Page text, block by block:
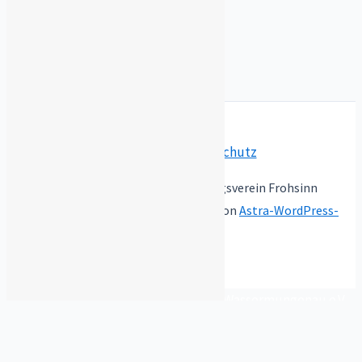
Datenschutz
Copyright © 2026 Männergesangsverein Frohsinn
Wassermungenau e.V. | Präsentiert von Astra-WordPress-